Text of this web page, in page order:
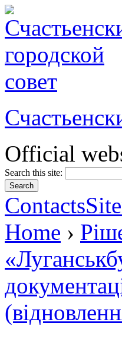
Official
Search this site:
Contacts
Home ›